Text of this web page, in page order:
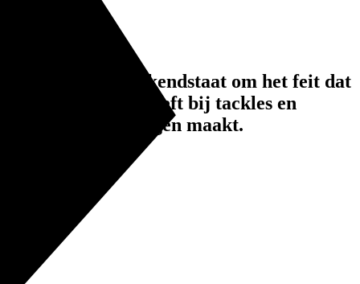
Een speler die bekendstaat om het feit dat
hij veel balbezit heeft bij tackles en
weinig overtredingen maakt.